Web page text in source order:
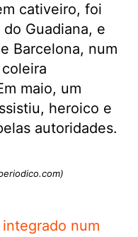
cativeiro, foi
Guadiana, e
Barcelona, num
maio, um
heroico e
autoridades.
num